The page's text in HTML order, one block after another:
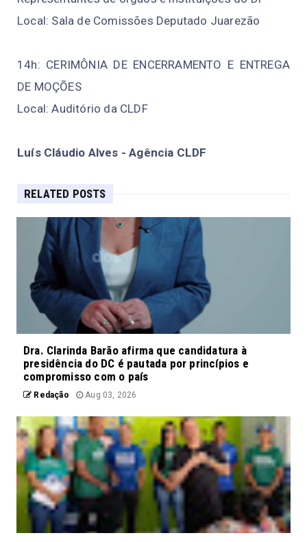
Local: Sala de Comissões Deputado Juarezão
14h: CERIMÔNIA DE ENCERRAMENTO E ENTREGA
DE MOÇÕES
Local: Auditório da CLDF
Luís Cláudio Alves - Agência CLDF
RELATED POSTS
Dra. Clarinda Barão afirma que candidatura à
presidência do DC é pautada por princípios e
compromisso com o país
Redação Aug 03, 2026